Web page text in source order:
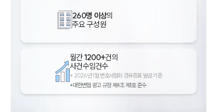
260명 이상의
주요 구성원
월간1200+건의
사건수임건수
* 2026년 1월 변호사협회 경유증표 발급 기준
*대한변협 광고 규정 제4조 제1호 준수